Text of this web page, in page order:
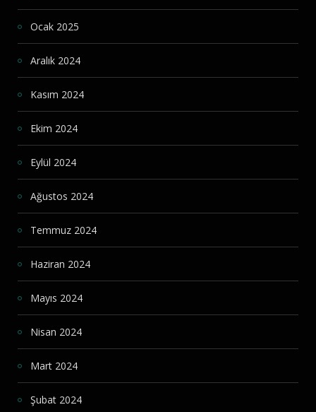
Ocak 2025
Aralık 2024
Kasım 2024
Ekim 2024
Eylül 2024
Ağustos 2024
Temmuz 2024
Haziran 2024
Mayıs 2024
Nisan 2024
Mart 2024
Şubat 2024